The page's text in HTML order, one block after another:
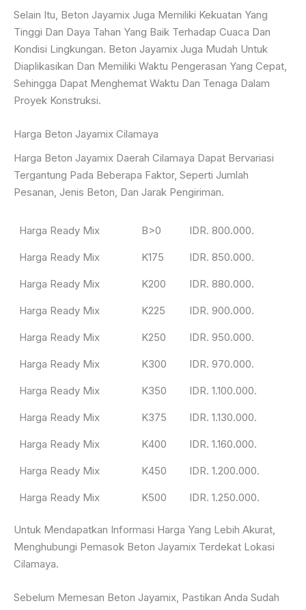
Selain Itu, Beton Jayamix Juga Memiliki Kekuatan Yang
Tinggi Dan Daya Tahan Yang Baik Terhadap Cuaca Dan
Kondisi Lingkungan. Beton Jayamix Juga Mudah Untuk
Diaplikasikan Dan Memiliki Waktu Pengerasan Yang Cepat,
Sehingga Dapat Menghemat Waktu Dan Tenaga Dalam
Proyek Konstruksi.
Harga Beton Jayamix Cilamaya
Harga Beton Jayamix Daerah Cilamaya Dapat Bervariasi
Tergantung Pada Beberapa Faktor, Seperti Jumlah
Pesanan, Jenis Beton, Dan Jarak Pengiriman.
Harga Ready Mix B>0 IDR. 800.000.
Harga Ready Mix K175 IDR. 850.000.
Harga Ready Mix K200 IDR. 880.000.
Harga Ready Mix K225 IDR. 900.000.
Harga Ready Mix K250 IDR. 950.000.
Harga Ready Mix K300 IDR. 970.000.
Harga Ready Mix K350 IDR. 1.100.000.
Harga Ready Mix K375 IDR. 1.130.000.
Harga Ready Mix K400 IDR. 1.160.000.
Harga Ready Mix K450 IDR. 1.200.000.
Harga Ready Mix K500 IDR. 1.250.000.
Untuk Mendapatkan Informasi Harga Yang Lebih Akurat,
Menghubungi Pemasok Beton Jayamix Terdekat Lokasi
Cilamaya.
Sebelum Memesan Beton Jayamix, Pastikan Anda Sudah